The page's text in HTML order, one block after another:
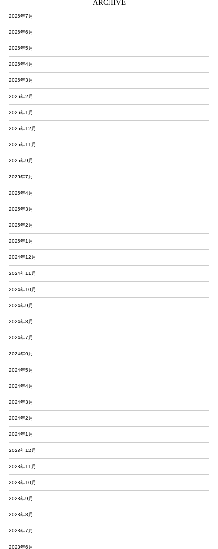
ARCHIVE
2026年7月
2026年6月
2026年5月
2026年4月
2026年3月
2026年2月
2026年1月
2025年12月
2025年11月
2025年9月
2025年7月
2025年4月
2025年3月
2025年2月
2025年1月
2024年12月
2024年11月
2024年10月
2024年9月
2024年8月
2024年7月
2024年6月
2024年5月
2024年4月
2024年3月
2024年2月
2024年1月
2023年12月
2023年11月
2023年10月
2023年9月
2023年8月
2023年7月
2023年6月